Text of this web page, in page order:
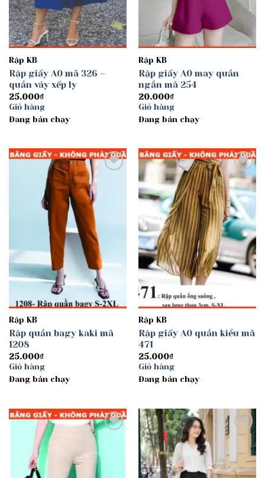
Rập KB
Rập giấy A0 mã 326 –
quần váy xếp ly
25.000₫
Giỏ hàng
Đang bán chạy
Rập KB
Rập giấy A0 may quần
ngắn mã 254
20.000₫
Giỏ hàng
Đang bán chạy
Add to
wishlist
Rập KB
Rập quần bagy kaki mã
1208
25.000₫
Giỏ hàng
Đang bán chạy
Add to
wishlist
Rập KB
Rập giấy A0 quần kiểu mã
471
25.000₫
Giỏ hàng
Đang bán chạy
Add to
wishlist
Add to
wishlist